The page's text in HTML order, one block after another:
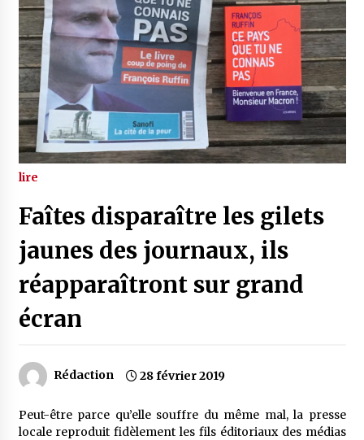
lire
Faîtes disparaître les gilets
jaunes des journaux, ils
réapparaîtront sur grand
écran
Rédaction 28 février 2019
Peut-être parce qu’elle souffre du même mal, la presse
locale reproduit fidèlement les fils éditoriaux des médias